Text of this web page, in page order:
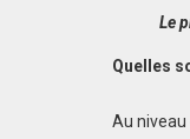
Le
Quelles
Au